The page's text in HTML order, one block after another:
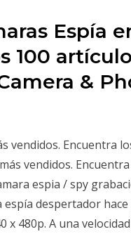
Espía
100
&
vendidos. Encuentra
vendidos.
espia / spy
despertador
x 480p. A una